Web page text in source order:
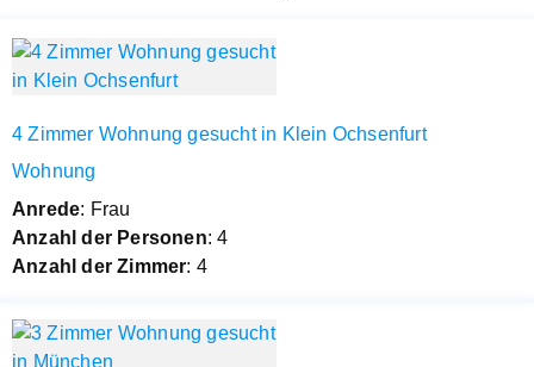
4 Zimmer Wohnung gesucht in Klein Ochsenfurt
Wohnung
Anrede: Frau
Anzahl der Personen: 4
Anzahl der Zimmer: 4